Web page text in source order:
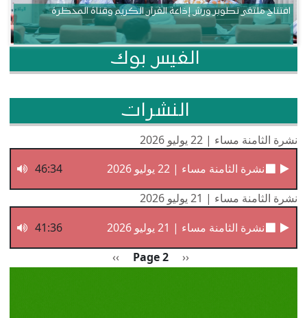
افتتاح ملتقى تطوير ورش إذاعة القرآن الكريم وقناة المحظرة
الفيس بوك
النشرات
نشرة الثامنة مساء | 22 يوليو 2026
نشرة الثامنة مساء | 22 يوليو 2026
46:34
نشرة الثامنة مساء | 21 يوليو 2026
نشرة الثامنة مساء | 21 يوليو 2026
41:36
Previous page
‹‹
Page 2 الصفحة التالية
››